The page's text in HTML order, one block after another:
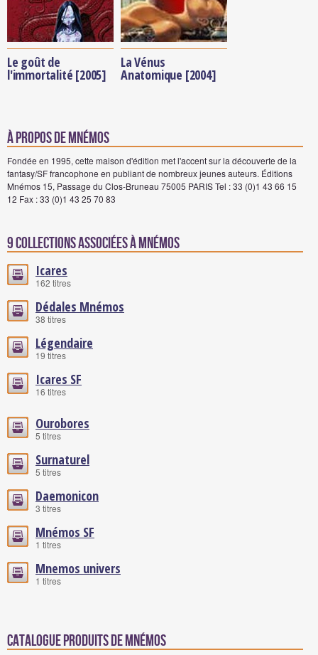
Le goût de
l'immortalité [2005]
La Vénus
Anatomique [2004]
à propos de Mnémos
Fondée en 1995, cette maison d'édition met l'accent sur la découverte de la
fantasy/SF francophone en publiant de nombreux jeunes auteurs. Éditions
Mnémos 15, Passage du Clos-Bruneau 75005 PARIS Tel : 33 (0)1 43 66 15
12 Fax : 33 (0)1 43 25 70 83
9 Collections associées à Mnémos
Icares
162 titres
Dédales Mnémos
38 titres
Légendaire
19 titres
Icares SF
16 titres
Ourobores
5 titres
Surnaturel
5 titres
Daemonicon
3 titres
Mnémos SF
1 titres
Mnemos univers
1 titres
Catalogue produits de Mnémos